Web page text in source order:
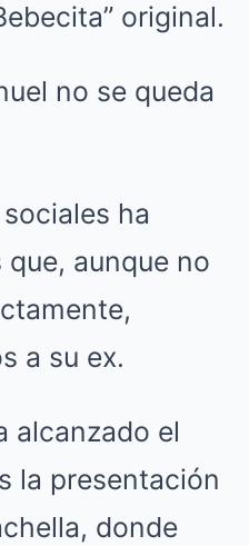
original.
no se queda
ha
aunque no
a su ex.
alcanzado el
la presentación
donde